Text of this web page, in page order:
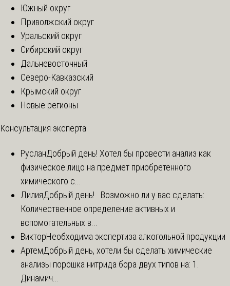
Южный округ
Приволжский округ
Уральский округ
Сибирский округ
Дальневосточный
Северо-Кавказский
Крымский округ
Новые регионы
Консультация эксперта
РусланДобрый день! Хотел бы провести анализ как
физическое лицо на предмет приобретенного
химического с...
ЛилияДобрый день! Возможно ли у вас сделать:
Количественное определение активных и
вспомогательных в...
ВикторНеобходима экспертиза алкогольной продукции
АртемДобрый день, хотели бы сделать химические
анализы порошка нитрида бора двух типов на: 1.
Динамич...